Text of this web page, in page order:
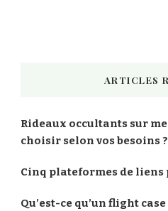
ARTICLES
Rideaux occultants sur
choisir selon vos besoins ?
Cinq plateformes de liens
Qu’est-ce qu’un flight